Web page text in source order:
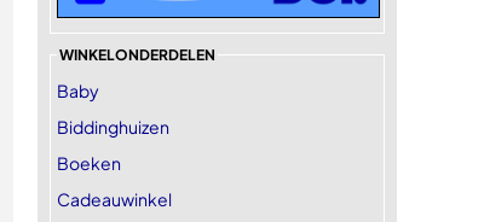
WINKELONDERDELEN
Baby
Biddinghuizen
Boeken
Cadeauwinkel